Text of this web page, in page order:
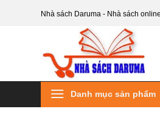
Nhà sách Daruma - Nhà sách
Danh mục sản phẩm